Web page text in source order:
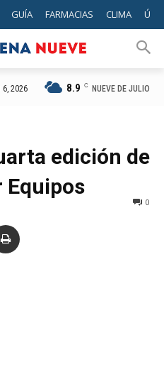
GUÍA FARMACIAS CLIMA
6, 2026 8.9 C NUEVE DE JULIO
edición de
Equipos
0